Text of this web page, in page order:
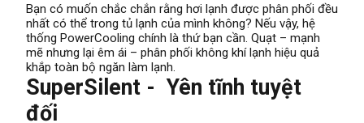
Bạn có muốn chắc chắn rằng hơi lạnh được phân phối đều
nhất có thể trong tủ lạnh của mình không? Nếu vậy, hệ
thống PowerCooling chính là thứ bạn cần. Quạt – mạnh
mẽ nhưng lại êm ái – phân phối không khí lạnh hiệu quả
khắp toàn bộ ngăn làm lạnh.
SuperSilent - Yên tĩnh tuyệt
đối